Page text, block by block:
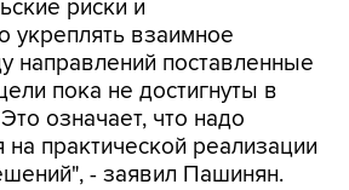
риски и
укреплять взаимное
направлений поставленные
пока не достигнуты в
означает, что надо
на практической реализации
- заявил Пашинян.